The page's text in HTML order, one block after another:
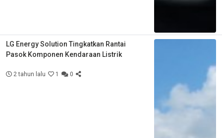
LG Energy Solution Tingkatkan Rantai
Pasok Komponen Kendaraan Listrik
2 tahun lalu 1 0